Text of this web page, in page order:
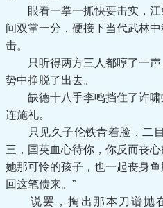
眼看一掌一抓快要击实，江
间双掌一分，硬接下当代武林
击。
只听得两方三人都哼了一声
势中挣脱了出去。
缺德十八手李鸣挡住了许啸
连施礼。
只见久子伦铁青着脸，二目
三，国英血心待你，你反而丧
她那可怜的孩子，也一起丧身
回这笔债来。”
说罢，掏出那本刀谱抛